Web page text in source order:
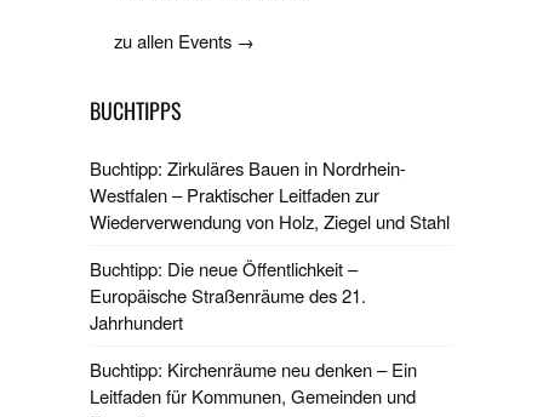
zu allen Events →
BUCHTIPPS
Buchtipp: Zirkuläres Bauen in Nordrhein-
Westfalen – Praktischer Leitfaden zur
Wiederverwendung von Holz, Ziegel und Stahl
Buchtipp: Die neue Öffentlichkeit –
Europäische Straßenräume des 21.
Jahrhundert
Buchtipp: Kirchenräume neu denken – Ein
Leitfaden für Kommunen, Gemeinden und